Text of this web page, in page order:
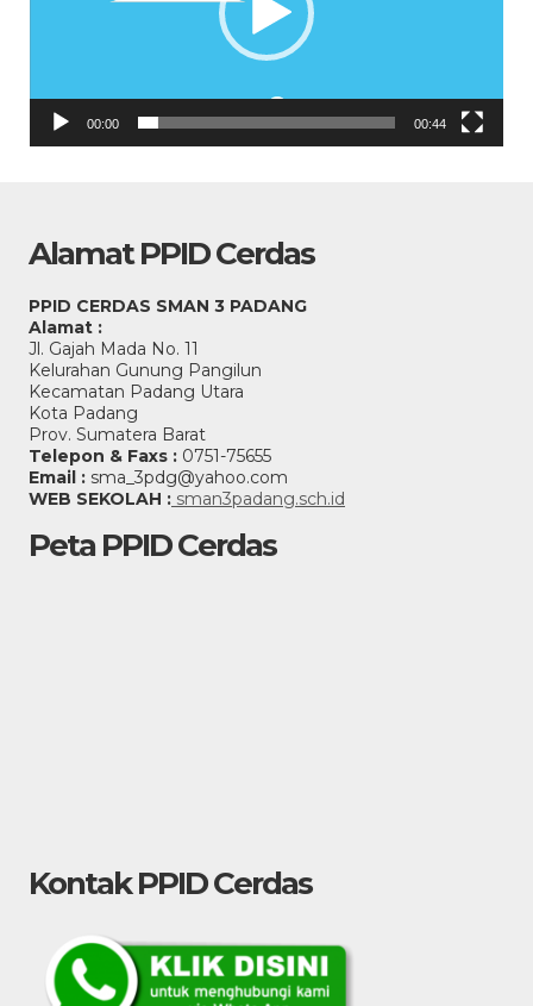
00:00 00:44
Alamat PPID Cerdas
PPID CERDAS SMAN 3 PADANG
Alamat :
Jl. Gajah Mada No. 11
Kelurahan Gunung Pangilun
Kecamatan Padang Utara
Kota Padang
Prov. Sumatera Barat
Telepon & Faxs : 0751-75655
Email : sma_3pdg@yahoo.com
WEB SEKOLAH : sman3padang.sch.id
Peta PPID Cerdas
Kontak PPID Cerdas